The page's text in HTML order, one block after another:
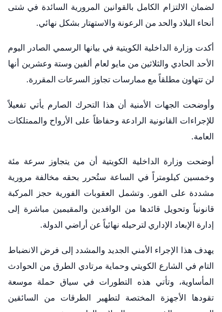
لضمان الالتزام الكامل بالقوانين المرورية السائدة في شتى
أنحاء البلاد والحد من الرعونة والاستهتار بشكل نهائي.
أكدت وزارة الداخلية الكويتية في بيانها الرسمي الصادر اليوم
الأحد الحادي والثلاثين من مايو لعام ألفين وستة وعشرين أنها
لن تتهاون مطلقاً مع ممارسات تجاوز السرعات المقررة.
وأوضحت الجهات الأمنية أن هذا التحرك الصارم يأتي تفعيلاً
للإجراءات القانونية الرادعة وحفاظاً على الأرواح والممتلكات
العامة.
أوضحت وزارة الداخلية الكويتية أن من يتجاوز سرعة مئة
وخمسين كيلومتراً في الساعة ستُحرر بحقه مخالفة مرورية
مشددة على الفور. وتشمل العقوبات الفورية حجز المركبة
قانونياً وتحويل قائدها من الوافدين والمقيمين مباشرة إلى
إدارة الإبعاد الإداري لترحيله نهائياً عن أراضي الدولة.
يهدف هذا الإجراء الأمني الجديد والمشدد إلى فرض الانضباط
التام في الشارع الكويتي وحماية مرتادي الطرق من الحوادث
المأساوية، وتأتي هذه التطورات في سياق حملة موسعة
تقودها الأجهزة المختصة لتطهير الطرقات من السائقين